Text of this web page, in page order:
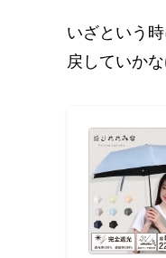
いざという
戻していか